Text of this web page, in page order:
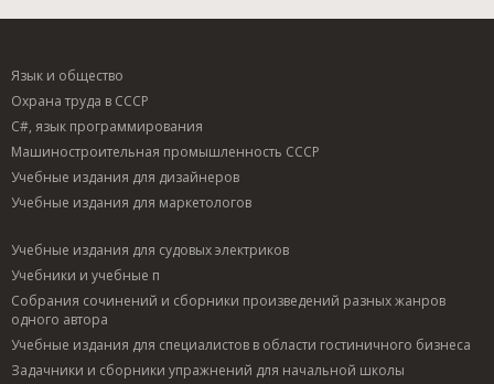
Язык и общество
Охрана труда в СССР
C#, язык программирования
Машиностроительная промышленность СССР
Учебные издания для дизайнеров
Учебные издания для маркетологов
Учебные издания для судовых электриков
Учебники и учебные п
Собрания сочинений и сборники произведений разных жанров
одного автора
Учебные издания для специалистов в области гостиничного бизнеса
Задачники и сборники упражнений для начальной школы